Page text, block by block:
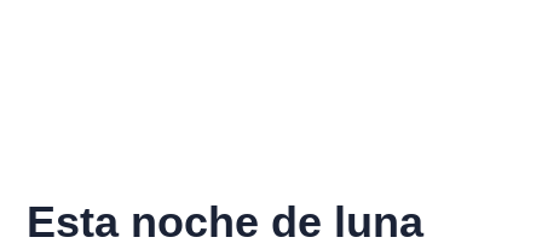
Esta noche de luna